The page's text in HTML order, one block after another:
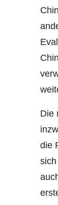
Die
die